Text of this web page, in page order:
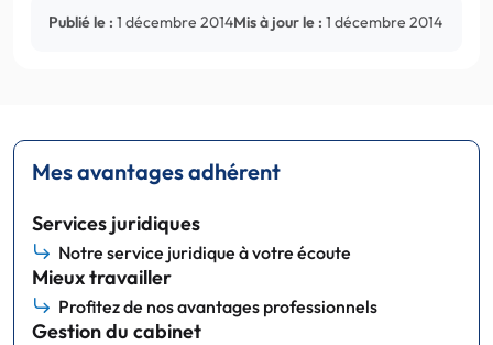
Publié le : 1 décembre 2014Mis à jour le : 1 décembre 2014
Mes avantages adhérent
Services juridiques
Notre service juridique à votre écoute
Mieux travailler
Profitez de nos avantages professionnels
Gestion du cabinet